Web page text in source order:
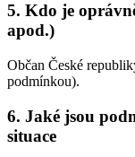
5. Kdo je
apod.)
Občan České
podmínkou).
6. Jaké jsou
situace